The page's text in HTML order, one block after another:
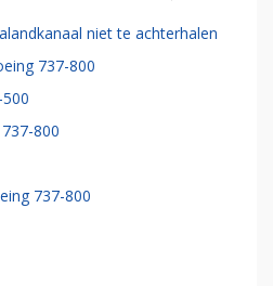
niet te achterhalen
737-800
800
737-800